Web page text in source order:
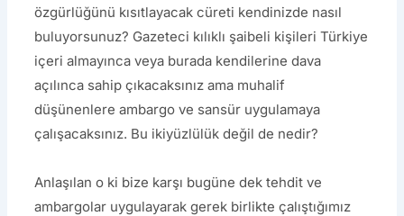
özgürlüğünü kısıtlayacak cüreti kendinizde nasıl
buluyorsunuz? Gazeteci kılıklı şaibeli kişileri Türkiye
içeri almayınca veya burada kendilerine dava
açılınca sahip çıkacaksınız ama muhalif
düşünenlere ambargo ve sansür uygulamaya
çalışacaksınız. Bu ikiyüzlülük değil de nedir?
Anlaşılan o ki bize karşı bugüne dek tehdit ve
ambargolar uygulayarak gerek birlikte çalıştığımız